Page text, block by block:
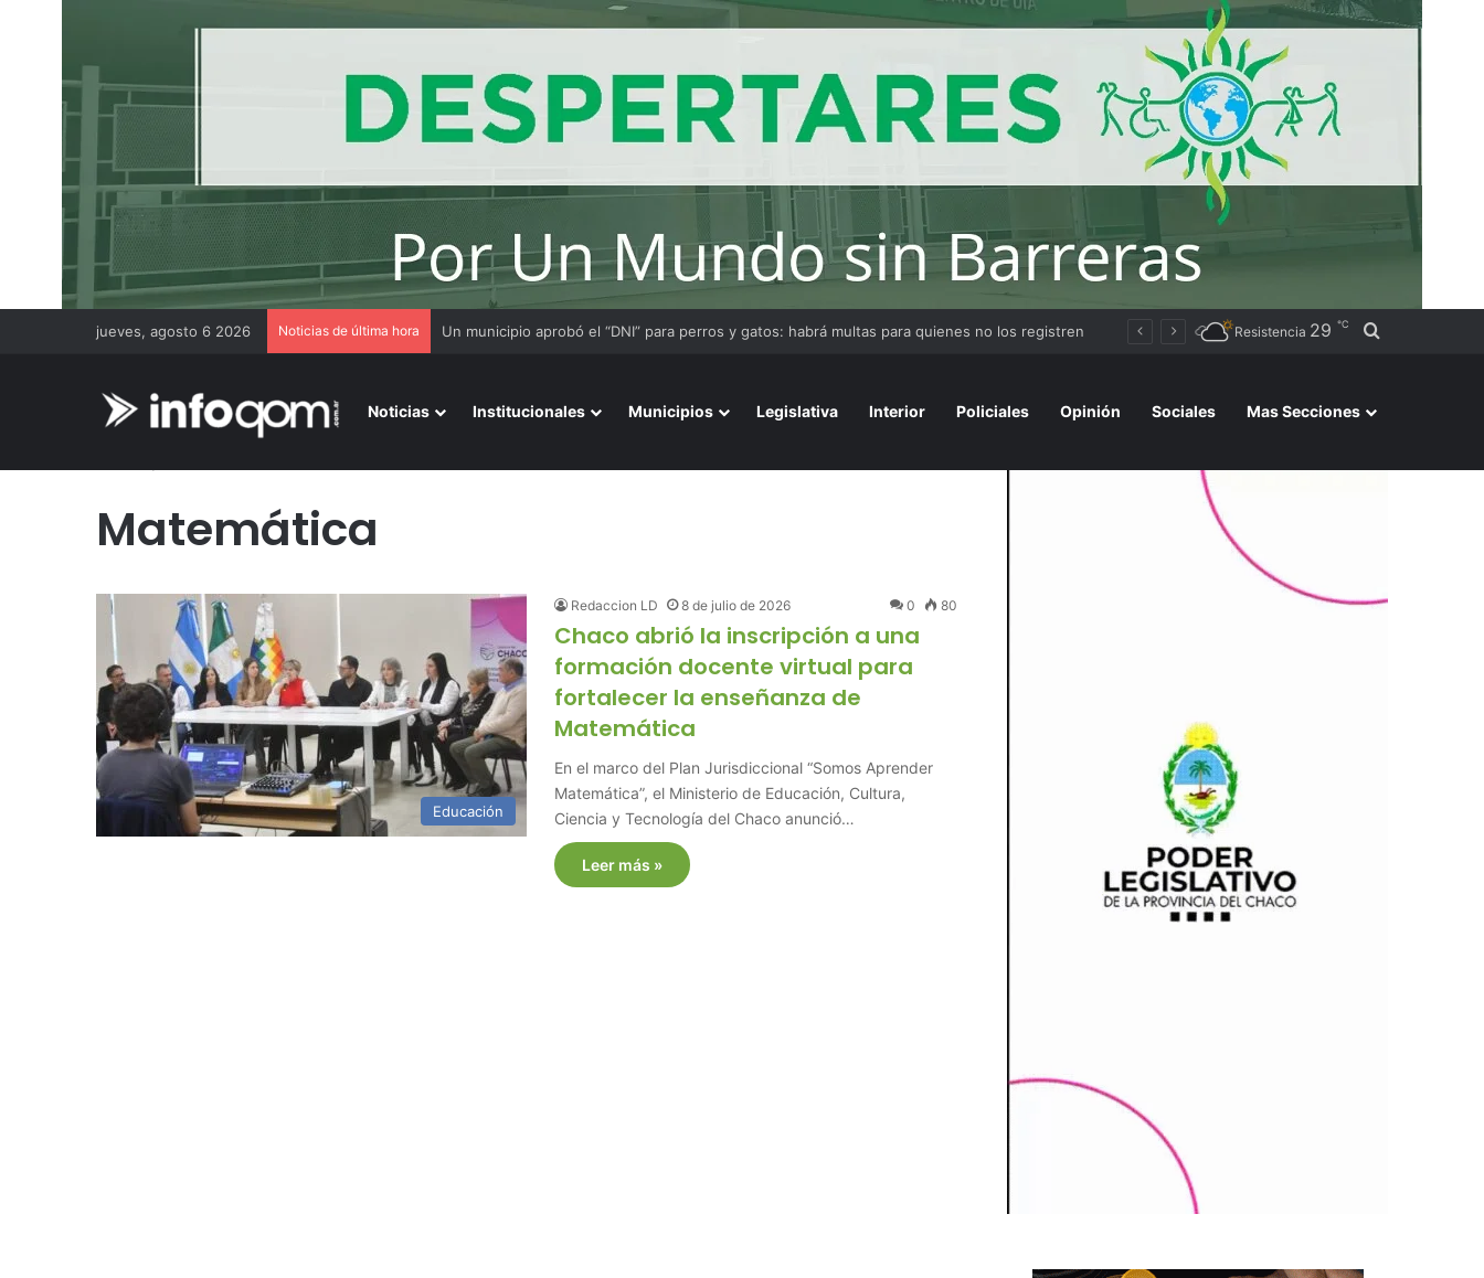
jueves, agosto 6 2026 Noticias de última hora Resistencia 29 ℃ Buscar por
Noticias Institucionales Municipios Legislativa Interior Policiales Opinión Sociales Mas Secciones
Matemática
Educación
Redaccion LD 8 de julio de 2026 0 80
Chaco abrió la inscripción a una
formación docente virtual para
fortalecer la enseñanza de
Matemática
En el marco del Plan Jurisdiccional “Somos Aprender
Matemática”, el Ministerio de Educación, Cultura,
Ciencia y Tecnología del Chaco anunció…
Leer más »